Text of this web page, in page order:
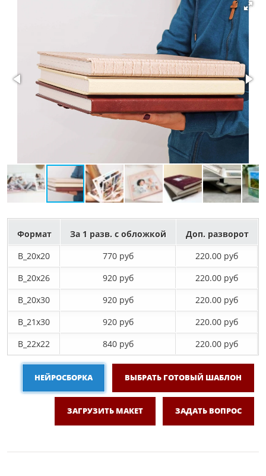
Формат За 1 разв. с обложкой
Доп. разворот
B_20х20
770 руб
220.00 руб
B_20х26
920 руб
220.00 руб
B_20х30
920 руб
220.00 руб
B_21х30
920 руб
220.00 руб
B_22х22
840 руб 220.00 руб
НЕЙРОСБОРКА ВЫБРАТЬ ГОТОВЫЙ ШАБЛОН
ЗАГРУЗИТЬ МАКЕТ ЗАДАТЬ ВОПРОС